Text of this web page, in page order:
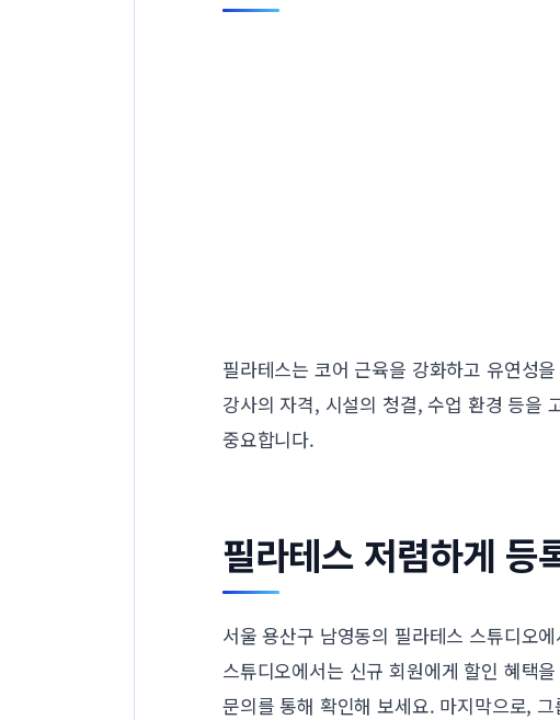
필라테스는 코어 근육을 강화하고 유연성
강사의 자격, 시설의 청결, 수업 환경 등을
중요합니다.
필라테스 저렴하게 등
서울 용산구 남영동의 필라테스 스튜디오
스튜디오에서는 신규 회원에게 할인 혜택
문의를 통해 확인해 보세요. 마지막으로,